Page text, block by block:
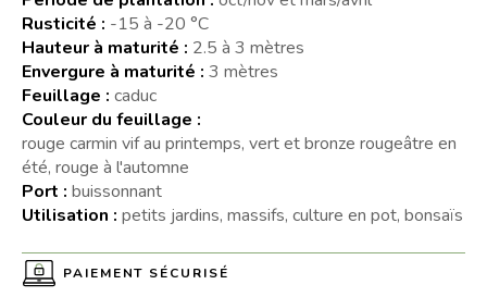
Rusticité : -15 à -20 °C
Hauteur à maturité : 2.5 à 3 mètres
Envergure à maturité : 3 mètres
Feuillage : caduc
Couleur du feuillage :
rouge carmin vif au printemps, vert et bronze rougeâtre en
été, rouge à l'automne
Port : buissonnant
Utilisation : petits jardins, massifs, culture en pot, bonsaïs
PAIEMENT SÉCURISÉ